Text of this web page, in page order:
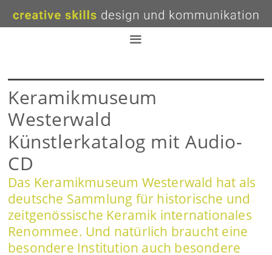
Inhalt
Keramikmuseum
Westerwald
Künstlerkatalog mit Audio-
CD
Das Keramikmuseum Westerwald hat als
deutsche Sammlung für historische und
zeitgenössische Keramik internationales
Renommee. Und natürlich braucht eine
besondere Institution auch besondere